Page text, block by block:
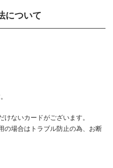
について
ないカードがございます。
の場合はトラブル防止の為、お断